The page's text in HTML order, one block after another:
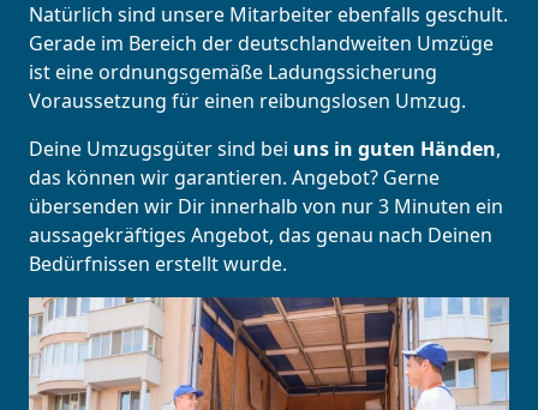
Natürlich sind unsere Mitarbeiter ebenfalls geschult.
Gerade im Bereich der deutschlandweiten Umzüge
ist eine ordnungsgemäße Ladungssicherung
Voraussetzung für einen reibungslosen Umzug.
Deine Umzugsgüter sind bei uns in guten Händen,
das können wir garantieren. Angebot? Gerne
übersenden wir Dir innerhalb von nur 3 Minuten ein
aussagekräftiges Angebot, das genau nach Deinen
Bedürfnissen erstellt wurde.